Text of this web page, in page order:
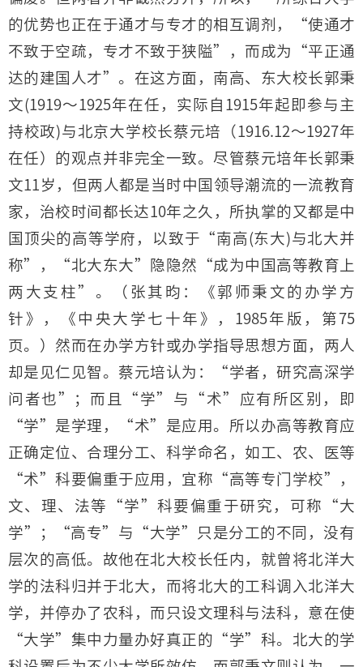
的优势也正在于通才与专才的相互调剂，“使通才
不致于空疏，专才不致于狭隘”，而成为“平正通
达的建国人才”。在这方面，南高、东大校长郭秉
文(1919～1925年在任，实际自1915年起即参与主
持校政)与北京大学校长蔡元培（1916.12～1927年
在任）的观点并非完全一致。尽管蔡元培年长郭秉
文11岁，但两人都是当时中国领导潮流的一流教育
家，治校时间都长达10年之久，所执掌的又都是中
国顶尖的高等学府，以致于“南高(东大)与北大并
称”，“北大东大”隐隐然“成为中国高等教育上
两大支柱”。（张其昀：《郭师秉文的办学方
针》，《中央大学七十年》，1985年版，第75
页。）然而在办学方针或办学指导思想方面，两人
却是见仁见智。蔡元培认为：“学者，研究高深学
问者也”；而且“学”与“术”应有所区别，即
“学”是学理，“术”是应用。所以办高等教育应
正确定位、合理分工、科学命名，如工、农、医等
“术”科要偏重于应用，宜称“高等专门学校”，
文、理、法等“学”科要偏重于研究，可称“大
学”；“高专”与“大学”只是分工的不同，没有
层次的高低。故他在北大校长任内，就曾将北洋大
学的法科归并于北大，而将北大的工科调入北洋大
学，并停办了农科，而只设文理科与法科，意在使
“大学”集中力量办好真正的“学”科。北大的学